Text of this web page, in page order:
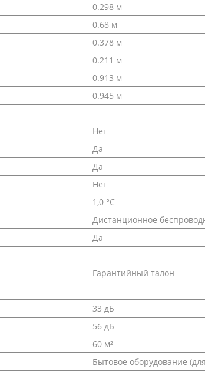
0.298 м
0.68 м
0.378 м
0.211 м
0.913 м
0.945 м
Нет
Да
Да
Нет
1,0 °С
Дистанционное
Да
Гарантийный талон
33 дБ
56 дБ
60 м²
Бытовое оборудование